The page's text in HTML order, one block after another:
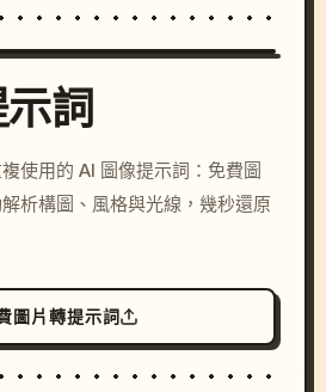
c, cyberpunk sunset, neon
colors, 8k --v 6.0
詞
使用的 AI 圖像提示詞：免費圖
析構圖、風格與光線，幾秒還原
圖片轉提示詞